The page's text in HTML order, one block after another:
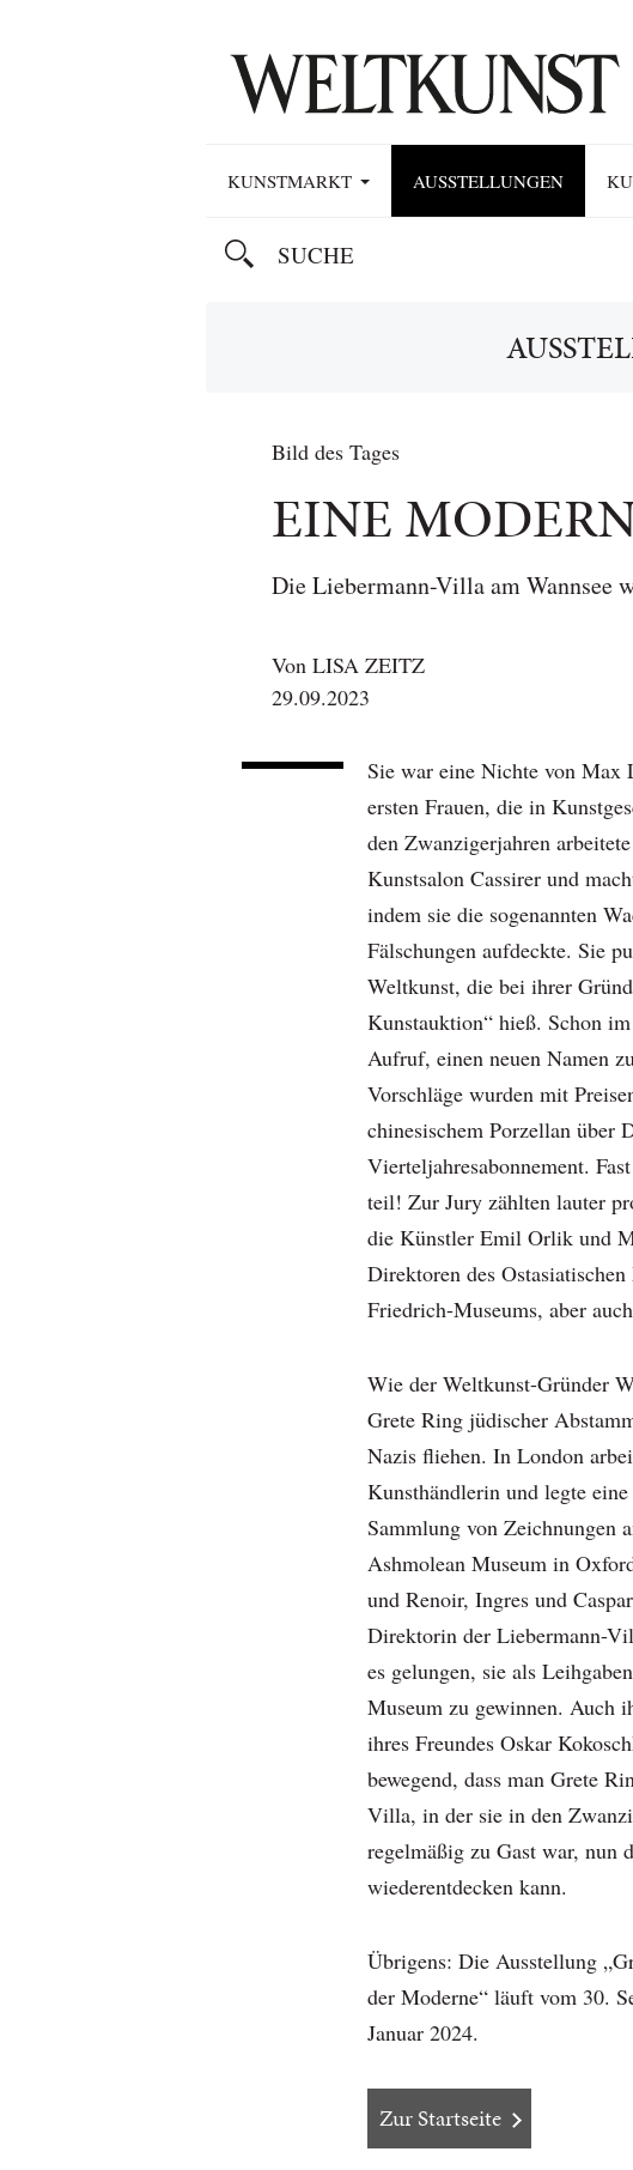
KUNSTMARKT AUSSTELLUNGEN
Bild des Tages
EINE
Die Liebermann-Villa am Wannsee
Von LISA ZEITZ
29.09.2023
Sie war eine Nichte von Max
ersten Frauen, die in
den Zwanzigerjahren
Kunstsalon Cassirer und
indem sie die sogenannten
Fälschungen aufdeckte. Sie
Weltkunst, die bei ihrer
Kunstauktion“ hieß. Schon
Aufruf, einen neuen Namen
Vorschläge wurden mit
chinesischem Porzellan über
Vierteljahresabonnement.
teil! Zur Jury zählten lauter
die Künstler Emil Orlik und
Direktoren des
Friedrich-Museums, aber
Wie der Weltkunst-Gründer
Grete Ring jüdischer
Nazis fliehen. In London
Kunsthändlerin und legte
Sammlung von Zeichnungen
Ashmolean Museum in
und Renoir, Ingres und
Direktorin der Liebermann-
es gelungen, sie als
Museum zu gewinnen. Auch
ihres Freundes Oskar
bewegend, dass man Grete
Villa, in der sie in den
regelmäßig zu Gast war, nun
wiederentdecken kann.
Übrigens: Die Ausstellung
der Moderne“ läuft vom 30.
Januar 2024.
Zur Startseite